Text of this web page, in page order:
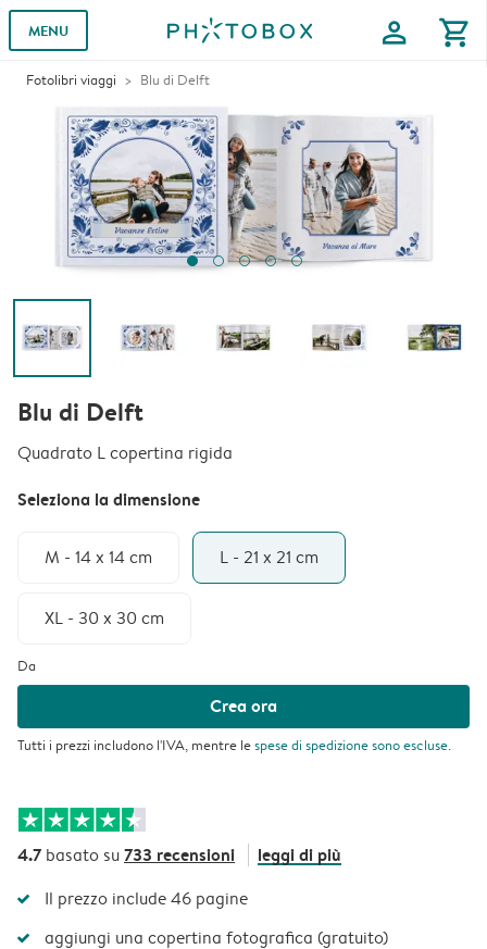
MENU profile shopping_cart
Fotolibri viaggi Blu di Delft
Blu di Delft
Quadrato L copertina rigida
Seleziona la dimensione
M - 14 x 14 cm L - 21 x 21 cm
XL - 30 x 30 cm
Da
Crea ora
Tutti i prezzi includono l'IVA, mentre lespese di spedizionesono escluse.
4.7 basato su733 recensioni leggi di più
Il prezzo include 46 pagine
aggiungi una copertina fotografica (gratuito)